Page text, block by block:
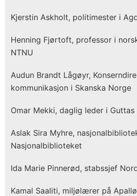
Kjerstin Askholt, politimester i
Henning Fjørtoft, professor i
NTNU
Audun Brandt Lågøyr,
kommunikasjon i Skanska Norge
Omar Mekki, daglig leder i Guttas
Aslak Sira Myhre,
Nasjonalbiblioteket
Ida Marie Pinnerød, stabssjef
Kamal Saaliti, miljølærer på